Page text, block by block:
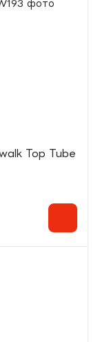
Top Tube